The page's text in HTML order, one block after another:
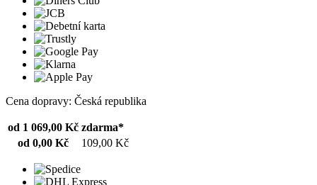
Cena dopravy: Česká republika
od 1 069,00 Kč zdarma*
od 0,00 Kč
109,00 Kč